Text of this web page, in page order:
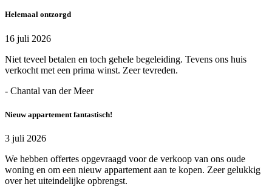
Helemaal ontzorgd
16 juli 2026
Niet teveel betalen en toch gehele begeleiding. Tevens ons huis
verkocht met een prima winst. Zeer tevreden.
- Chantal van der Meer
Nieuw appartement fantastisch!
3 juli 2026
We hebben offertes opgevraagd voor de verkoop van ons oude
woning en om een nieuw appartement aan te kopen. Zeer gelukkig
over het uiteindelijke opbrengst.